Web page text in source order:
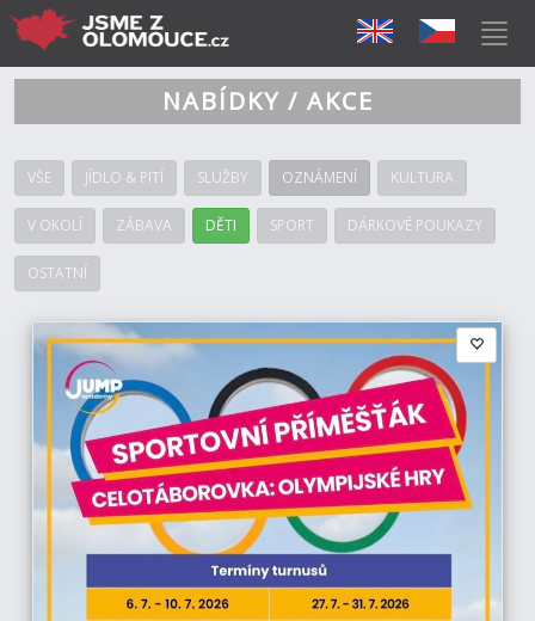
NABÍDKY / AKCE
VŠE JÍDLO & PITÍ SLUŽBY OZNÁMENÍ KULTURA
V OKOLÍ ZÁBAVA DĚTI SPORT DÁRKOVÉ POUKAZY
OSTATNÍ